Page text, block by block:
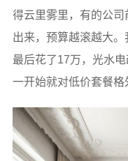
得云里雾里，有的公
出来，预算越滚越大
最后花了17万，光水
一开始就对低价套餐格